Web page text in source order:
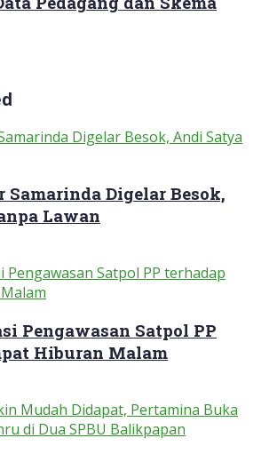
Samarinda Digelar Besok,
Lawan
Pengawasan Satpol PP
Hiburan Malam